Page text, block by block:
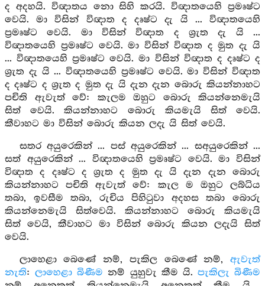
ද අදහයි. විඥාතය නො සිහි කරයි. විඥාතයෙහි ප්‍රමෘෂ්ට
වෙයි. මා විසින් විඥාත ද දෘෂ්ට දැ යි ... විඥාතයෙහි
ප්‍රමෘෂ්ට වෙයි. මා විසින් විඥාත ද ශ්‍රැත දැ යි ...
විඥාතයෙහි ප්‍රමෘෂ්ට වෙයි. මා විසින් විඥාත ද මුත දැ යි
... විඥාතයෙහි ප්‍රමෘෂ්ට වෙයි. මා විසින් විඥාත ද දෘෂ්ට ද
ශ්‍රැත දැ යි ... විඥාතයෙහි ප්‍රමෘෂ්ට වෙයි. මා විසින් විඥාත
ද දෘෂ්ට ද ශ්‍රැත ද මුත දැ යි දැන දැන බොරු කියන්නාහට
පචිති ඇවැත් වේ: කැලම ඔහුට බොරු කියන්නෙමැයි
සිත් වෙයි. කියන්නාහට බොරු කියමැයි සිත් වෙයි.
කීවාහට මා විසින් බොරු කියන ලදැ යි සිත් වෙයි.
සතර අයුරෙකින් ... පස් අයුරෙකින් ... සඅයුරෙකින් ...
සත් අයුරෙකින් ... විඥාතයෙහි ප්‍රමෘෂ්ට වෙයි. මා විසින්
විඥාත ද දෘෂ්ට ද ශ්‍රැත ද මුත දැ යි දැන දැන බොරු
කියන්නාහට පචිති ඇවැත් වේ: කැල ම ඔහුට ලබ්ධිය
තබා, ඉවසීම තබා, රුචිය පිහිටුවා අදහස තබා බොරු
කියන්නෙමැයි සිත්වෙයි. කියන්නාහට බොරු කියමැයි
සිත් වෙයි, කීවාහට මා විසින් බොරු කියන ලදැයි සිත්
වෙයි.
ලාහෙළා බෙණේ නම්, පැකිල බෙණේ නම්, ඇවැත්
නැති:ලාහෙළා බිණීම නම් යුහුවැ කීම යි. පැකිලැ බිණීම